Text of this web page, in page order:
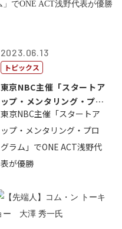
2023.06.13
トピックス
東京NBC主催「スタートア
ップ・メンタリング・プロ
グラム」で...
東京NBC主催「スタートア
ップ・メンタリング・プロ
グラム」でONE ACT浅野代
表が優勝